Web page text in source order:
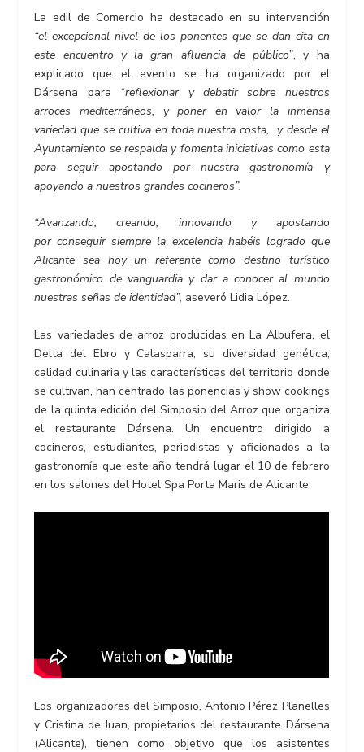
La edil de Comercio ha destacado en su intervención
“el excepcional nivel de los ponentes que se dan cita en
este encuentro y la gran afluencia de público”, y ha
explicado que el evento se ha organizado por el
Dársena para “reflexionar y debatir sobre nuestros
arroces mediterráneos, y poner en valor la inmensa
variedad que se cultiva en toda nuestra costa, y desde el
Ayuntamiento se respalda y fomenta iniciativas como esta
para seguir apostando por nuestra gastronomía y
apoyando a nuestros grandes cocineros”.
“Avanzando, creando, innovando y apostando
por conseguir siempre la excelencia habéis logrado que
Alicante sea hoy un referente como destino turístico
gastronómico de vanguardia y dar a conocer al mundo
nuestras señas de identidad”, aseveró Lidia López.
Las variedades de arroz producidas en La Albufera, el
Delta del Ebro y Calasparra, su diversidad genética,
calidad culinaria y las características del territorio donde
se cultivan, han centrado las ponencias y show cookings
de la quinta edición del Simposio del Arroz que organiza
el restaurante Dársena. Un encuentro dirigido a
cocineros, estudiantes, periodistas y aficionados a la
gastronomía que este año tendrá lugar el 10 de febrero
en los salones del Hotel Spa Porta Maris de Alicante.
Los organizadores del Simposio, Antonio Pérez Planelles
y Cristina de Juan, propietarios del restaurante Dársena
(Alicante), tienen como objetivo que los asistentes